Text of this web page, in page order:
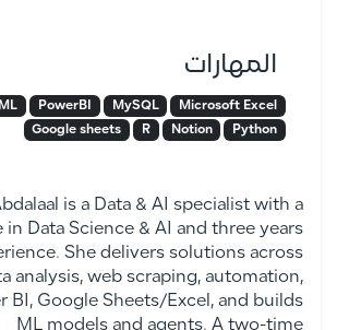
المهارات
Microsoft Excel
MySQL
PowerBI
ML
Python
Notion
R
Google sheets
is a Data & AI specialist with a
in Data Science & AI and three years
She delivers solutions across
analysis, web scraping, automation,
BI, Google Sheets/Excel, and builds
ML models and agents. A two-time